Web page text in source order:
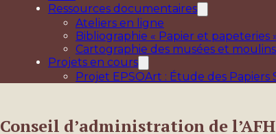
Ressources documentaires
Ateliers en ligne
Bibliographie « Papier et papeteries
Cartographie des musées et
Projets en cours
Projet EPSOArt : Étude des Papiers
Conseil d’administration de